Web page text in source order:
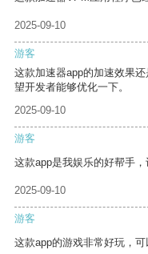
2025-09-10
游客
这款加速器app的加速效果
望开发者能够优化一下。
2025-09-10
游客
这款app是我娱乐的好帮手
2025-09-10
游客
这款app的游戏非常好玩，可